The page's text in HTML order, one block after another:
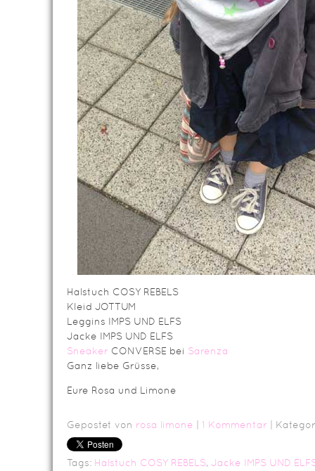
Halstuch COSY REBELS
Kleid JOTTUM
Leggins IMPS UND ELFS
Jacke IMPS UND ELFS
Sneaker CONVERSE bei Sarenza
Ganz liebe Grüsse,
Eure Rosa und Limone
Gepostet von rosa limone 1 Kommentar |
Tags: Halstuch COSY REBELS, Jacke IMPS UND